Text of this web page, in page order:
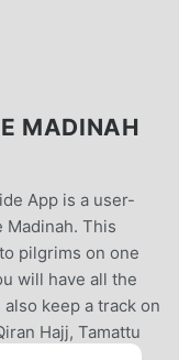
MADINAH
App is a user-
Madinah. This
pilgrims on one
will have all the
keep a track on
Hajj, Tamattu